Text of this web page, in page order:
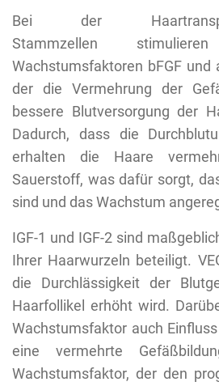
Bei der
Stammzellen
Wachstumsfaktoren bFGF und
der die Vermehrung der
bessere Blutversorgung der
Dadurch, dass die
erhalten die Haare
Sauerstoff, was dafür sorgt,
sind und das Wachstum
IGF-1 und IGF-2 sind
Ihrer Haarwurzeln beteiligt.
die Durchlässigkeit der
Haarfollikel erhöht wird.
Wachstumsfaktor auch
eine vermehrte
Wachstumsfaktor, der den